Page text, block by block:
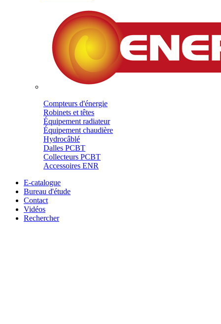
Compteurs d'énergie
Robinets et têtes
Équipement radiateur
Équipement chaudière
Hydrocâblé
Dalles PCBT
Collecteurs PCBT
Accessoires ENR
E-catalogue
Bureau d'étude
Contact
Vidéos
Rechercher